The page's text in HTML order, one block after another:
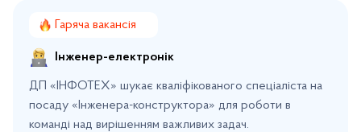
Гаряча вакансія
Інженер-електронік
ДП «ІНФОТЕХ» шукає кваліфікованого спеціаліста на
посаду «Інженера-конструктора» для роботи в
команді над вирішенням важливих задач.